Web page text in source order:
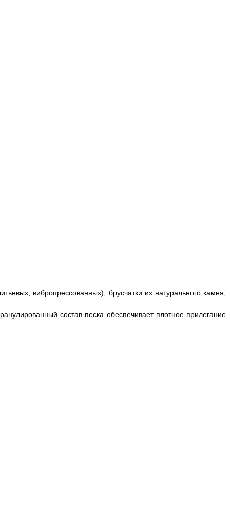
вибропрессованных), брусчатки из натурального камня,
состав песка обеспечивает плотное прилегание